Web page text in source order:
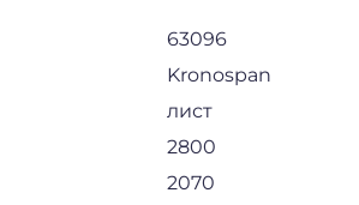
63096
Kronospan
лист
2800
2070